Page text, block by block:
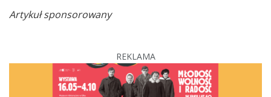
Artykuł sponsorowany
REKLAMA